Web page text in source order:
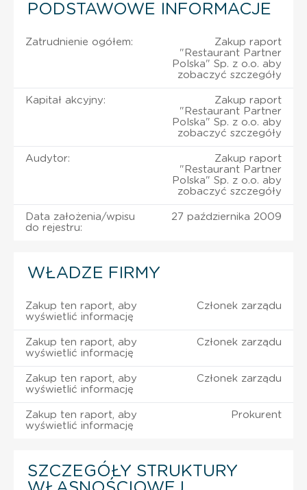
PODSTAWOWE INFORMACJE
Zatrudnienie ogółem:
Zakup raport
"Restaurant Partner
Polska" Sp. z o.o. aby
zobaczyć szczegóły
Kapitał akcyjny:
Zakup raport
"Restaurant Partner
Polska" Sp. z o.o. aby
zobaczyć szczegóły
Audytor:
Zakup raport
"Restaurant Partner
Polska" Sp. z o.o. aby
zobaczyć szczegóły
Data założenia/wpisu
do rejestru:
27 października 2009
WŁADZE FIRMY
Zakup ten raport, aby
wyświetlić informację
Członek zarządu
Zakup ten raport, aby
wyświetlić informację
Członek zarządu
Zakup ten raport, aby
wyświetlić informację
Członek zarządu
Zakup ten raport, aby
wyświetlić informację
Prokurent
SZCZEGÓŁY STRUKTURY